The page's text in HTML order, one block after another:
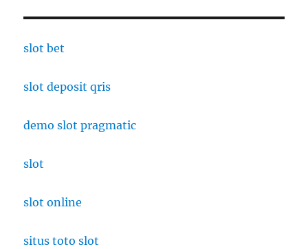
slot bet
slot deposit qris
demo slot pragmatic
slot
slot online
situs toto slot